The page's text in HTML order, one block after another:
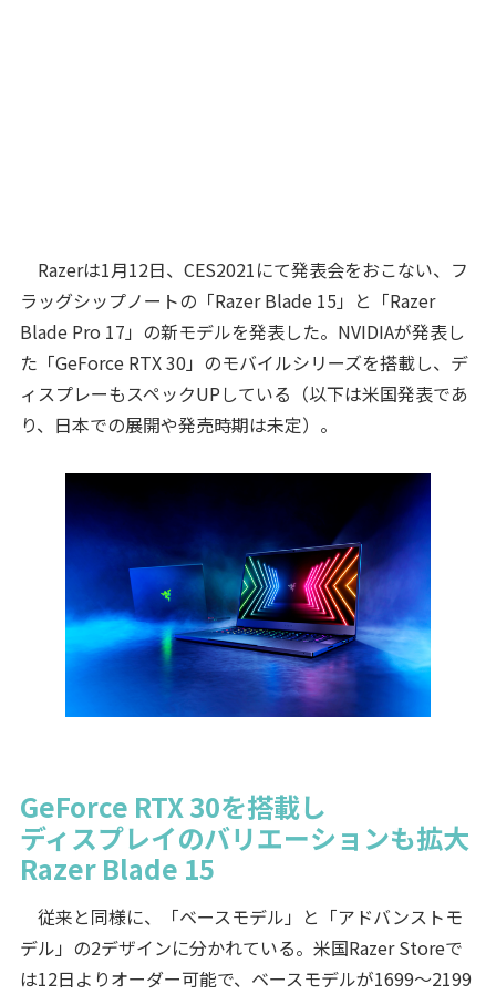
Razerは1月12日、CES2021にて発表会をおこない、フ
ラッグシップノートの「Razer Blade 15」と「Razer
Blade Pro 17」の新モデルを発表した。NVIDIAが発表し
た「GeForce RTX 30」のモバイルシリーズを搭載し、デ
ィスプレーもスペックUPしている（以下は米国発表であ
り、日本での展開や発売時期は未定）。
GeForce RTX 30を搭載し
ディスプレイのバリエーションも拡大
Razer Blade 15
従来と同様に、「ベースモデル」と「アドバンストモ
デル」の2デザインに分かれている。米国Razer Storeで
は12日よりオーダー可能で、ベースモデルが1699～2199